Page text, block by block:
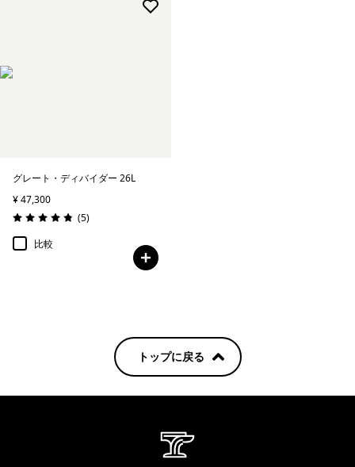
グレート・ディバイダー 26L
¥ 47,300
評価: 4.8 / 5
(5レビュー
)
比較
トップに戻る